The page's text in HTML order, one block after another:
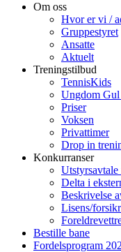
Om oss
Hvor er vi /
Gruppestyret
Ansatte
Aktuelt
Treningstilbud
TennisKids
Ungdom Gul
Priser
Voksen
Privattimer
Drop in
Konkurranser
Delta i
Beskrivelse
Lisens/
Bestille bane
Fordelsprogram